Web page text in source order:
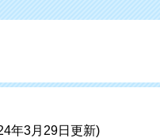
年3月29日更新